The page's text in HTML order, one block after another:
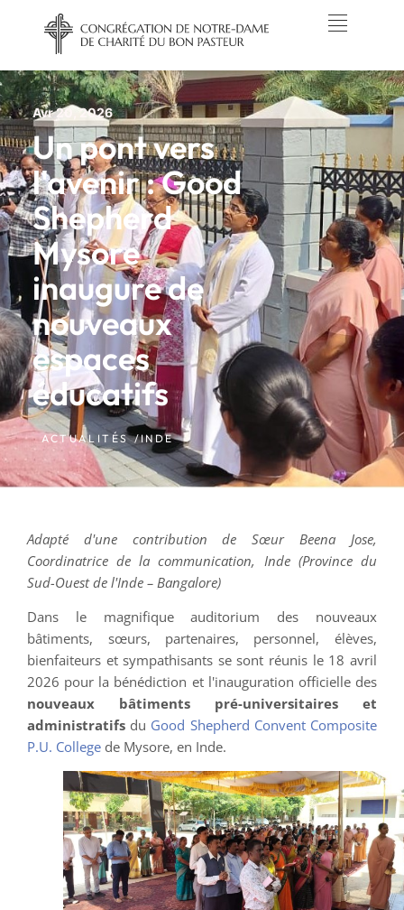
Avr 20, 2026
Un pont vers
l'avenir : Good
Shepherd
Mysore
inaugure de
nouveaux
espaces
éducatifs
ACTUALITÉS /INDE
Adapté d'une contribution de Sœur Beena Jose,
Coordinatrice de la communication, Inde (Province du
Sud-Ouest de l'Inde – Bangalore)
Dans le magnifique auditorium des nouveaux
bâtiments, sœurs, partenaires, personnel, élèves,
bienfaiteurs et sympathisants se sont réunis le 18 avril
2026 pour la bénédiction et l'inauguration officielle des
nouveaux bâtiments pré-universitaires et
administratifs du Good Shepherd Convent Composite
P.U. College de Mysore, en Inde.